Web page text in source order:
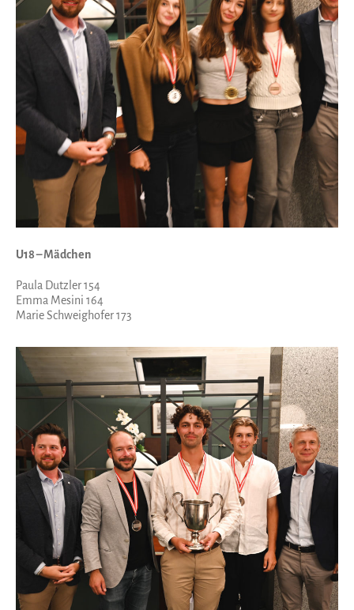
U18 – Mädchen
Paula Dutzler 154
Emma Mesini 164
Marie Schweighofer 173